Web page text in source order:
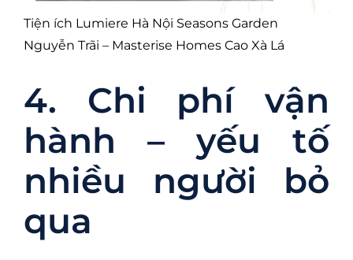
Tiện ích Lumiere Hà Nội Seasons Garden
Nguyễn Trãi – Masterise Homes Cao Xà Lá
4. Chi phí vận
hành – yếu tố
nhiều người bỏ
qua